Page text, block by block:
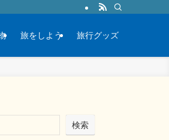
旅をしよう 旅行グッズ
検索